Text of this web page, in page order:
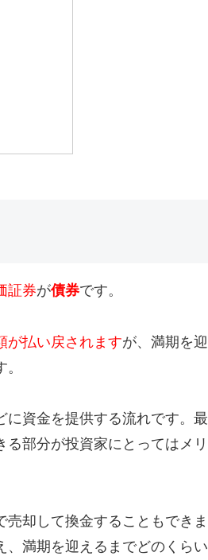
証券が債券です。
が払い戻されますが、満期を迎
に資金を提供する流れです。最
部分が投資家にとってはメリ
却して換金することもできま
、満期を迎えるまでどのくらい